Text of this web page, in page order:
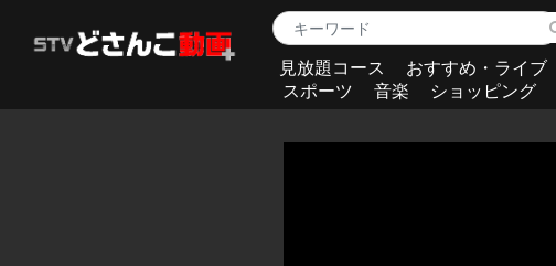
見放題コース おすすめ・ライブ
スポーツ
音楽 ショッピング